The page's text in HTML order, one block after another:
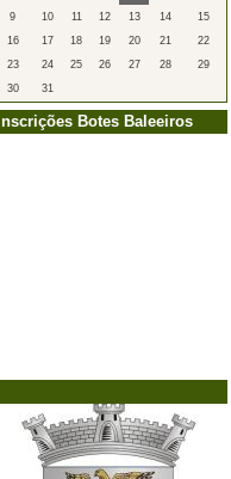
9
10 11 12 13 14
15
16
17 18 19 20 21
22
23
24 25 26 27 28
29
30
31
Inscrições Botes Baleeiros